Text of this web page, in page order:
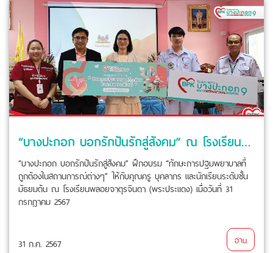
“บางปะกอก บอกรักปันรักสู่สังคม” ณ โรงเรียนพลอยจาตุรจินดา (พระประแดง)
“บางปะกอก บอกรักปันรักสู่สังคม” ฝึกอบรม “ทักษะการปฐมพยาบาลที่
ถูกต้องในสถานการณ์ต่างๆ” ให้กับคุณครู บุคลากร และนักเรียนระดับชั้น
มัธยมต้น ณ โรงเรียนพลอยจาตุรจินดา (พระประแดง) เมื่อวันที่ 31
กรกฎาคม 2567
31 ก.ค. 2567 อ่าน